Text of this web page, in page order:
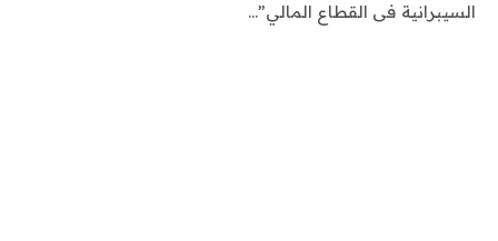
السيبرانية فى القطاع المالي”…